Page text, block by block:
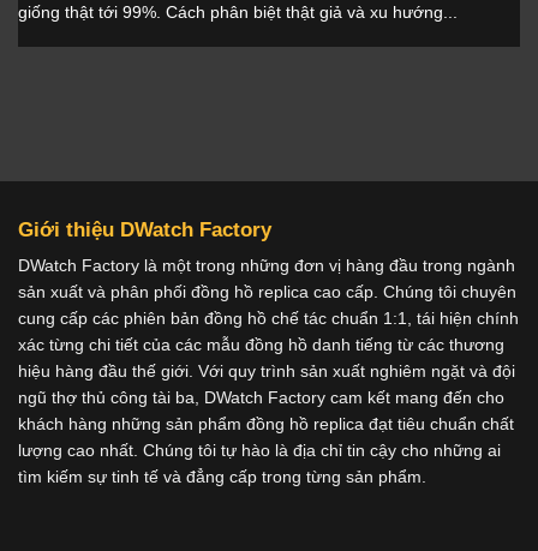
giống thật tới 99%. Cách phân biệt thật giả và xu hướng...
Giới thiệu DWatch Factory
DWatch Factory là một trong những đơn vị hàng đầu trong ngành
sản xuất và phân phối đồng hồ replica cao cấp. Chúng tôi chuyên
cung cấp các phiên bản đồng hồ chế tác chuẩn 1:1, tái hiện chính
xác từng chi tiết của các mẫu đồng hồ danh tiếng từ các thương
hiệu hàng đầu thế giới. Với quy trình sản xuất nghiêm ngặt và đội
ngũ thợ thủ công tài ba, DWatch Factory cam kết mang đến cho
khách hàng những sản phẩm đồng hồ replica đạt tiêu chuẩn chất
lượng cao nhất. Chúng tôi tự hào là địa chỉ tin cậy cho những ai
tìm kiếm sự tinh tế và đẳng cấp trong từng sản phẩm.